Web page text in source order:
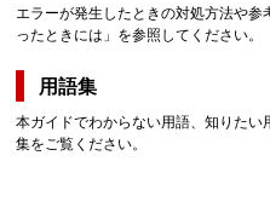
エラーが発生したときの対処方法や
ったときには」を参照してください。
用語集
本ガイドでわからない用語、知りた
集をご覧ください。